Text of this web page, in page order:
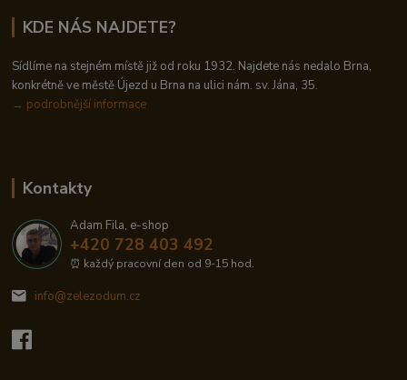
KDE NÁS NAJDETE?
Sídlíme na stejném místě již od roku 1932. Najdete nás nedalo Brna,
konkrétně ve městě Újezd u Brna na ulici nám. sv. Jána, 35.
→ podrobnější informace
Kontakty
Adam Fila, e-shop
+420 728 403 492
⏰ každý pracovní den od 9-15 hod.
info@zelezodum.cz